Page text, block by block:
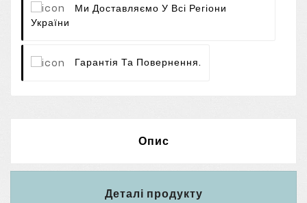
Ми Доставляємо У Всі Регіони
України
Гарантія Та Повернення.
Опис
Деталі продукту